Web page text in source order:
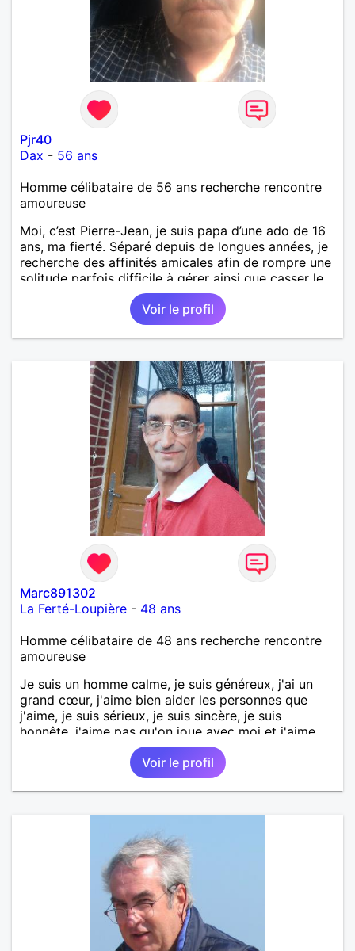
Pjr40
Dax - 56 ans
Homme célibataire de 56 ans recherche rencontre
amoureuse
Moi, c’est Pierre-Jean, je suis papa d’une ado de 16
ans, ma fierté. Séparé depuis de longues années, je
recherche des affinités amicales afin de rompre une
solitude parfois difficile à gérer ainsi que casser le
vague à l’âme. L’amitié reste extrêmement
importante à mes yeux mais peut se décliner en des
sentiments plus puissants. « Le temps fera son
œuvre » disait Arthur Schopenhauer, philosophe
autant être trop locace. Je suis bourré de qualités
avec très peu de défauts. Je suis altruiste,
bienveillant, empathique, attentionné, honnête,
respectueux, doux de caractère et compréhensif : je
laisse « glisser » beaucoup de choses. Mais ne vous
m’éprenez pas Mesdames, si une personne que
j’aime me trahit une fois, il n’y aura pas de seconde
chance et je l’effacerai à « vitam eternam ».
Néanmoins, je suis un tout petit peu maniaque ainsi
qu’impatient. J’essaye de faire des efforts. Rien de
bien dramatique ! Du moins je le pense……Je suis un
homme facile à vivre. À vous si vous le souhaitez,
d’apprendre à me connaître davantage. J’en serai
ravi….A très bientôt je l’espère.
Voir le profil
Marc891302
La Ferté-Loupière - 48 ans
Homme célibataire de 48 ans recherche rencontre
amoureuse
Je suis un homme calme, je suis généreux, j'ai un
grand cœur, j'aime bien aider les personnes que
j'aime, je suis sérieux, je suis sincère, je suis
honnête, j'aime pas qu'on joue avec moi et j'aime
pas les mensonges. Je cherche une relation
amoureuse et sérieuse.Voir le profil